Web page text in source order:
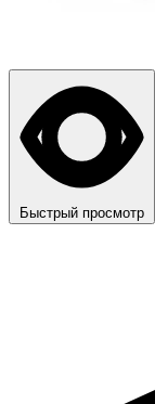
Быстрый просмотр